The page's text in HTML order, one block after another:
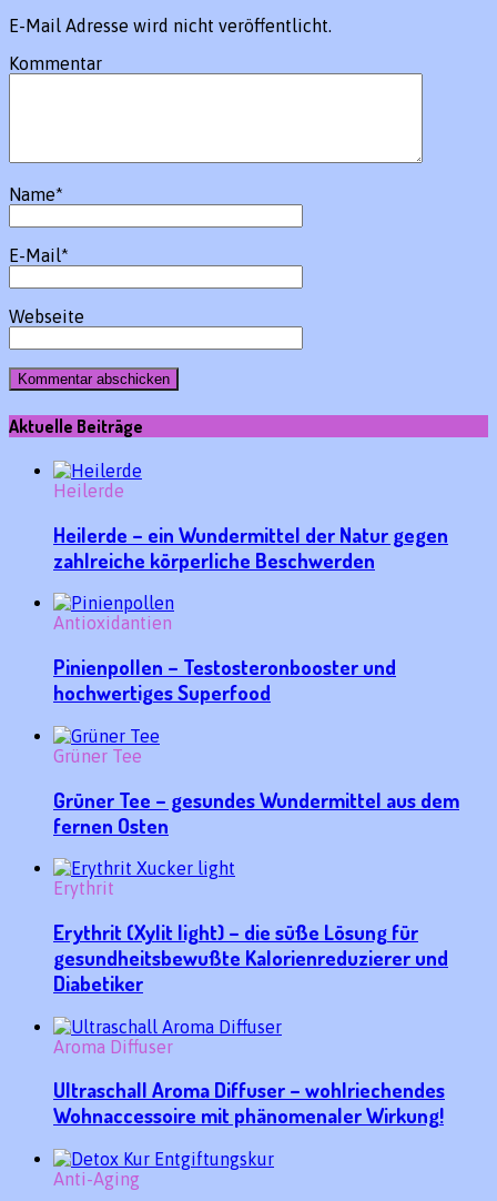
E-Mail Adresse wird nicht veröffentlicht.
Kommentar
Name*
E-Mail*
Webseite
Aktuelle Beiträge
Heilerde
Heilerde – ein Wundermittel der Natur gegen
zahlreiche körperliche Beschwerden
Antioxidantien
Pinienpollen – Testosteronbooster und
hochwertiges Superfood
Grüner Tee
Grüner Tee – gesundes Wundermittel aus dem
fernen Osten
Erythrit
Erythrit (Xylit light) – die süße Lösung für
gesundheitsbewußte Kalorienreduzierer und
Diabetiker
Aroma Diffuser
Ultraschall Aroma Diffuser – wohlriechendes
Wohnaccessoire mit phänomenaler Wirkung!
Anti-Aging